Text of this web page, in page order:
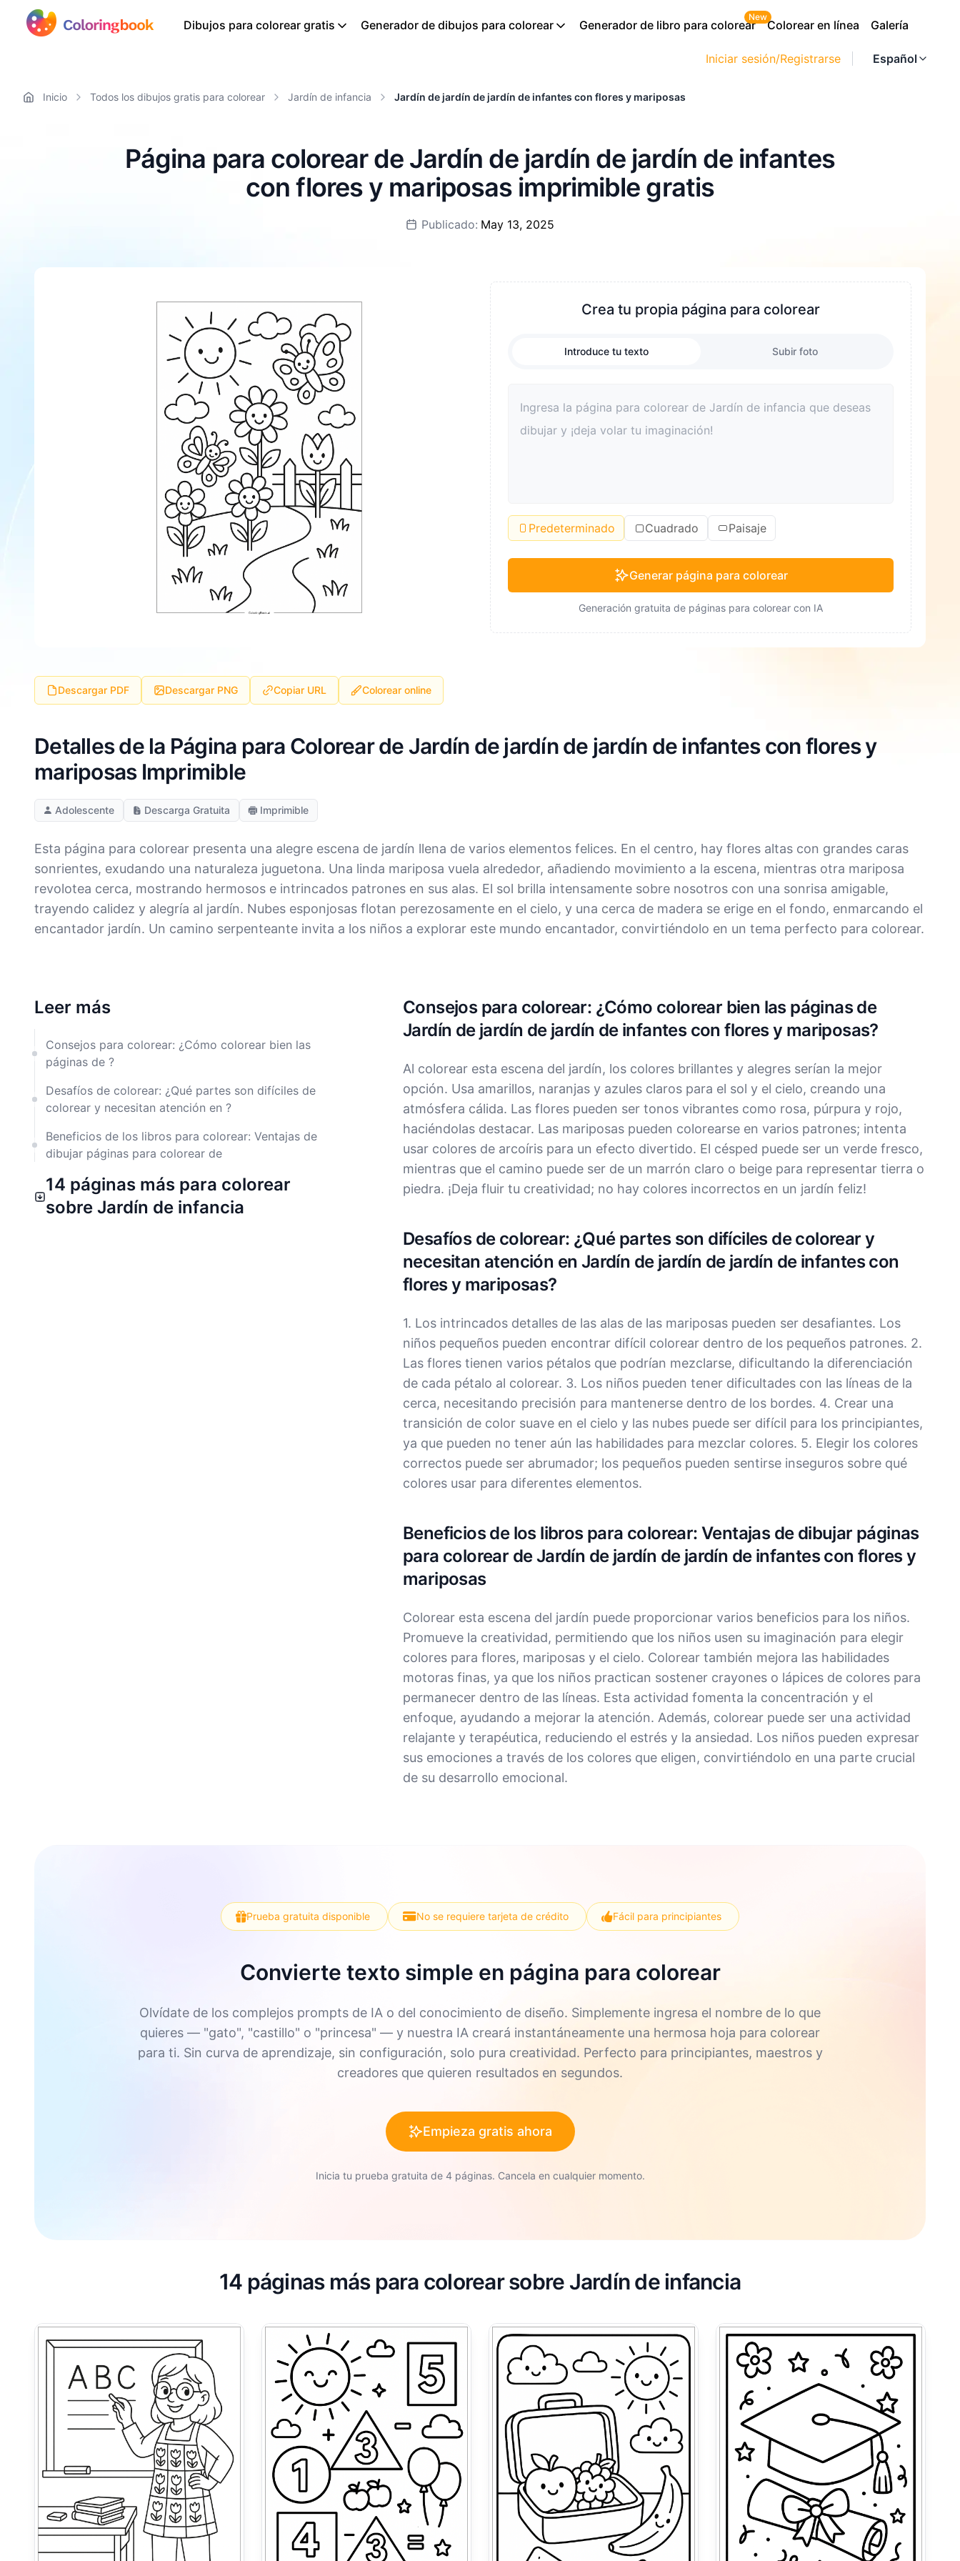
Iniciar sesión/Registrarse Español
Dibujos para colorear gratis Generador de dibujos para colorear Generador de libro para colorear
New
Colorear en línea Galería
Inicio Todos los dibujos gratis para colorear Jardín de infancia Jardín de jardín de jardín de infantes con flores y mariposas
Página para colorear de Jardín de jardín de jardín de infantes
con flores y mariposas imprimible gratis
Publicado: May 13, 2025
Crea tu propia página para colorear
Introduce tu texto Subir foto
Predeterminado Cuadrado Paisaje
Generar página para colorear
Generación gratuita de páginas para colorear con IA
Descargar PDF Descargar PNG Copiar URL Colorear online
Detalles de la Página para Colorear de Jardín de jardín de jardín de infantes con flores y
mariposas Imprimible
Adolescente Descarga Gratuita Imprimible
Esta página para colorear presenta una alegre escena de jardín llena de varios elementos felices. En el centro, hay flores altas con grandes caras
sonrientes, exudando una naturaleza juguetona. Una linda mariposa vuela alrededor, añadiendo movimiento a la escena, mientras otra mariposa
revolotea cerca, mostrando hermosos e intrincados patrones en sus alas. El sol brilla intensamente sobre nosotros con una sonrisa amigable,
trayendo calidez y alegría al jardín. Nubes esponjosas flotan perezosamente en el cielo, y una cerca de madera se erige en el fondo, enmarcando el
encantador jardín. Un camino serpenteante invita a los niños a explorar este mundo encantador, convirtiéndolo en un tema perfecto para colorear.
Leer más
Consejos para colorear: ¿Cómo colorear bien las
páginas de ?
Desafíos de colorear: ¿Qué partes son difíciles de
colorear y necesitan atención en ?
Beneficios de los libros para colorear: Ventajas de
dibujar páginas para colorear de
14 páginas más para colorear
sobre Jardín de infancia
Consejos para colorear: ¿Cómo colorear bien las páginas de
Jardín de jardín de jardín de infantes con flores y mariposas?
Al colorear esta escena del jardín, los colores brillantes y alegres serían la mejor
opción. Usa amarillos, naranjas y azules claros para el sol y el cielo, creando una
atmósfera cálida. Las flores pueden ser tonos vibrantes como rosa, púrpura y rojo,
haciéndolas destacar. Las mariposas pueden colorearse en varios patrones; intenta
usar colores de arcoíris para un efecto divertido. El césped puede ser un verde fresco,
mientras que el camino puede ser de un marrón claro o beige para representar tierra o
piedra. ¡Deja fluir tu creatividad; no hay colores incorrectos en un jardín feliz!
Desafíos de colorear: ¿Qué partes son difíciles de colorear y
necesitan atención en Jardín de jardín de jardín de infantes con
flores y mariposas?
1. Los intrincados detalles de las alas de las mariposas pueden ser desafiantes. Los
niños pequeños pueden encontrar difícil colorear dentro de los pequeños patrones. 2.
Las flores tienen varios pétalos que podrían mezclarse, dificultando la diferenciación
de cada pétalo al colorear. 3. Los niños pueden tener dificultades con las líneas de la
cerca, necesitando precisión para mantenerse dentro de los bordes. 4. Crear una
transición de color suave en el cielo y las nubes puede ser difícil para los principiantes,
ya que pueden no tener aún las habilidades para mezclar colores. 5. Elegir los colores
correctos puede ser abrumador; los pequeños pueden sentirse inseguros sobre qué
colores usar para diferentes elementos.
Beneficios de los libros para colorear: Ventajas de dibujar páginas
para colorear de Jardín de jardín de jardín de infantes con flores y
mariposas
Colorear esta escena del jardín puede proporcionar varios beneficios para los niños.
Promueve la creatividad, permitiendo que los niños usen su imaginación para elegir
colores para flores, mariposas y el cielo. Colorear también mejora las habilidades
motoras finas, ya que los niños practican sostener crayones o lápices de colores para
permanecer dentro de las líneas. Esta actividad fomenta la concentración y el
enfoque, ayudando a mejorar la atención. Además, colorear puede ser una actividad
relajante y terapéutica, reduciendo el estrés y la ansiedad. Los niños pueden expresar
sus emociones a través de los colores que eligen, convirtiéndolo en una parte crucial
de su desarrollo emocional.
Prueba gratuita disponible No se requiere tarjeta de crédito Fácil para principiantes
Convierte texto simple en página para colorear
Olvídate de los complejos prompts de IA o del conocimiento de diseño. Simplemente ingresa el nombre de lo que
quieres — "gato", "castillo" o "princesa" — y nuestra IA creará instantáneamente una hermosa hoja para colorear
para ti. Sin curva de aprendizaje, sin configuración, solo pura creatividad. Perfecto para principiantes, maestros y
creadores que quieren resultados en segundos.
Empieza gratis ahora
Inicia tu prueba gratuita de 4 páginas. Cancela en cualquier momento.
14 páginas más para colorear sobre Jardín de infancia